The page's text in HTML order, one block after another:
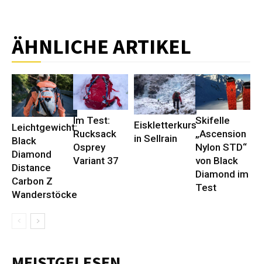
ÄHNLICHE ARTIKEL
Leichtgewicht:
Black
Diamond
Distance
Carbon Z
Wanderstöcke
Im Test:
Rucksack
Osprey
Variant 37
Eiskletterkurs
in Sellrain
Skifelle
„Ascension
Nylon STD“
von Black
Diamond im
Test